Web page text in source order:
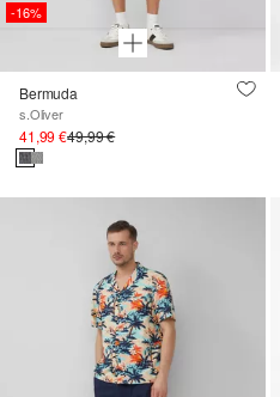
-16%
Bermuda
s.Oliver
41,99 €49,99 €